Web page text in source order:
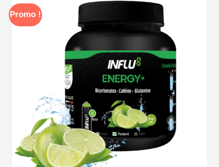
Promo !